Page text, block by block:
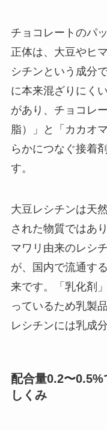
チョコレートのパ
正体は、大豆やヒ
シチンという成分
に本来混ざりにく
があり、チョコレ
脂）」と「カカオ
らかにつなぐ接着
す。
大豆レシチンは天
された物質ではあ
マワリ由来のレシ
が、国内で流通す
来です。「乳化剤
っているため乳製
レシチンには乳成
配合量0.2〜
しくみ